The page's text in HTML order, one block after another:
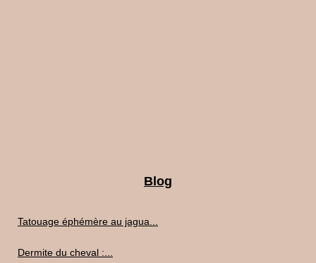
Blog
Tatouage éphémère au jagua...
Dermite du cheval :...